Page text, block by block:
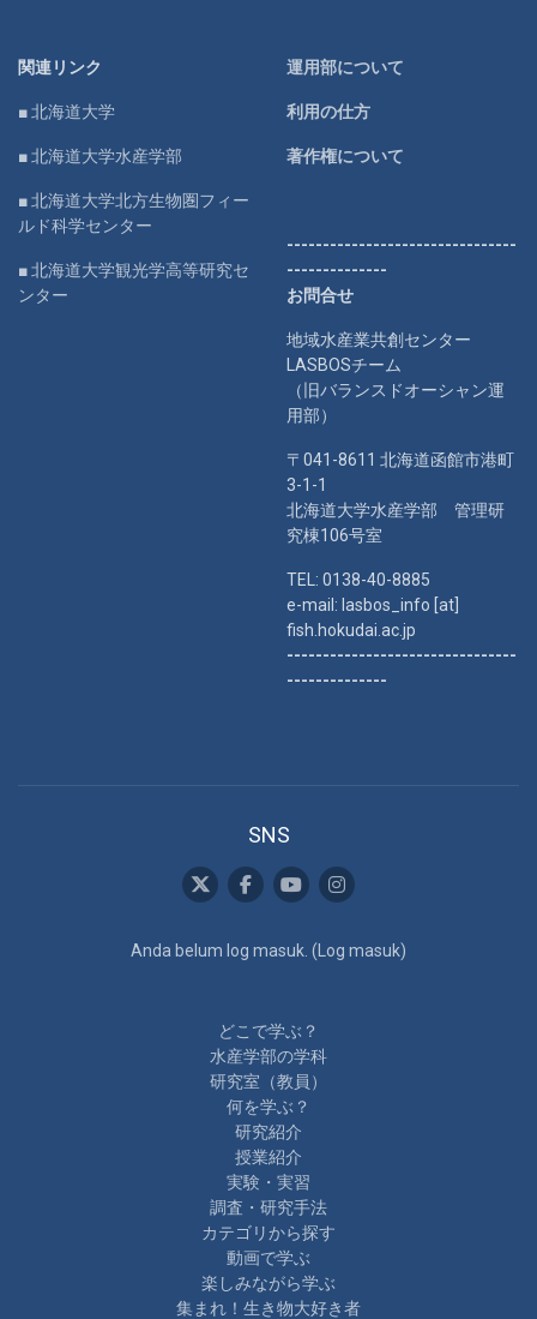
関連リンク
■ 北海道大学
■ 北海道大学水産学部
■ 北海道大学北方生物圏フィー
ルド科学センター
■ 北海道大学観光学高等研究セ
ンター
運用部について
利用の仕方
著作権について
--------------------------------
--------------
お問合せ
地域水産業共創センター
LASBOSチーム
（旧バランスドオーシャン運
用部）
〒041-8611 北海道函館市港町
3-1-1
北海道大学水産学部 管理研
究棟106号室
TEL: 0138-40-8885
e-mail: lasbos_info [at]
fish.hokudai.ac.jp
--------------------------------
--------------
SNS
Anda belum log masuk. ( Log masuk)
どこで学ぶ？
水産学部の学科
研究室（教員）
何を学ぶ？
研究紹介
授業紹介
実験・実習
調査・研究手法
カテゴリから探す
動画で学ぶ
楽しみながら学ぶ
集まれ！生き物大好き者